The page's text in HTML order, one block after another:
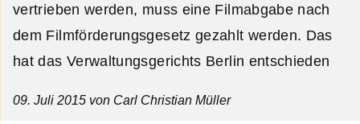
vertrieben werden, muss eine Filmabgabe nach
dem Filmförderungsgesetz gezahlt werden. Das
hat das Verwaltungsgerichts Berlin entschieden
09. Juli 2015 von Carl Christian Müller